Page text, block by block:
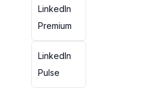
LinkedIn
Premium
LinkedIn
Pulse